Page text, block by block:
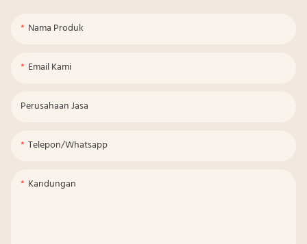
Nama Produk
Email Kami
Perusahaan Jasa
Telepon/whatsapp
Kandungan